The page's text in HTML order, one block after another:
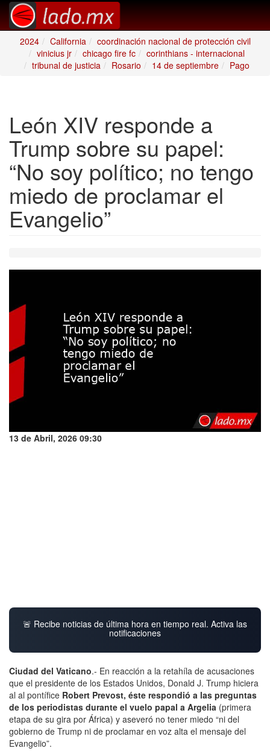
2024 California
coordinación nacional de protección civil
vinicius jr
chicago fire fc
corinthians - internacional
tribunal de justicia
Rosario 14 de septiembre Pago
León XIV responde a
Trump sobre su papel:
“No soy político; no tengo
miedo de proclamar el
Evangelio”
13 de Abril, 2026 09:30
🚨 Recibe noticias de última hora en tiempo real. Activa las
notificaciones
Ciudad del Vaticano.- En reacción a la retahíla de acusaciones
que el presidente de los Estados Unidos, Donald J. Trump hiciera
al al pontífice Robert Prevost, éste respondió a las preguntas
de los periodistas durante el vuelo papal a Argelia (primera
etapa de su gira por África) y aseveró no tener miedo “ni del
gobierno de Trump ni de proclamar en voz alta el mensaje del
Evangelio”.